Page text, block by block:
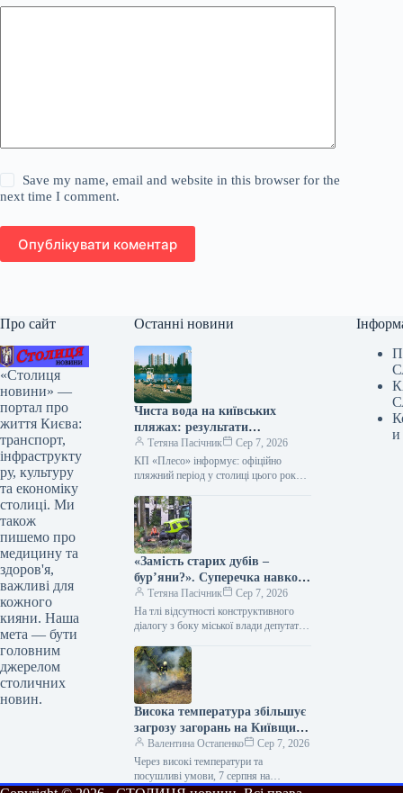
Save my name, email and website in this browser for the
next time I comment.
Опублікувати коментар
Про сайт
«Столиця
новини» —
портал про
життя Києва:
транспорт,
інфраструкту
ру, культуру
та економіку
столиці. Ми
також
пишемо про
медицину та
здоров'я,
важливі для
кожного
кияни. Наша
мета — бути
головним
джерелом
столичних
новин.
Останні новини
Чиста вода на київських
пляжах: результати
експертизи
Тетяна Пасічник
Сер 7, 2026
КП «Плесо» інформує: офіційно
пляжний період у столиці цього року
вихідними КП «Плесо»
оприлюднило…
«Замість старих дубів –
бур’яни?». Суперечка навколо
знищення дерев у Теремках
загострюється
Тетяна Пасічник
Сер 7, 2026
На тлі відсутності конструктивного
діалогу з боку міської влади депутатка
мешканців вийти на мирний протест
Скандал…
Висока температура збільшує
загрозу загорань на Київщині:
метеорологи попередили про
найвищий клас небезпеки
Валентина Остапенко
Сер 7, 2026
Через високі температури та
посушливі умови, 7 серпня на
Київщині буде встановлено
и